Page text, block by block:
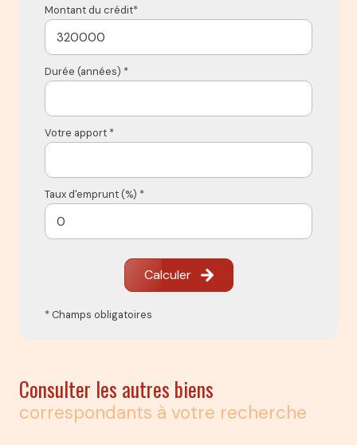
Montant du crédit*
Durée (années) *
Votre apport *
Taux d'emprunt (%) *
Calculer
* Champs obligatoires
Consulter les autres biens
correspondants à votre recherche